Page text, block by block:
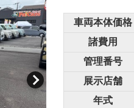
車両本体価格
諸費用
管理番号
展示店舗
年式